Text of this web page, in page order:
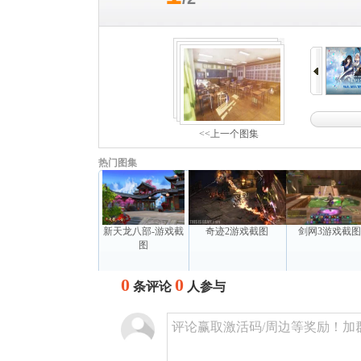
<<上一个图集
热门图集
新天龙八部-游戏截
图
奇迹2游戏截图 剑网3游戏截图
0条评论0人参与
评论赢取激活码/周边等奖励！加